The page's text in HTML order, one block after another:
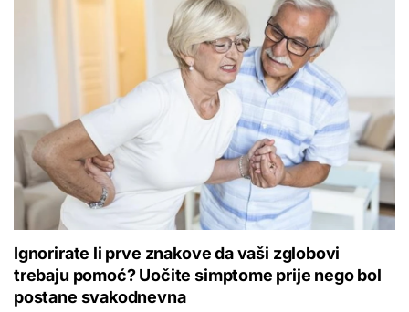
Ignorirate li prve znakove da vaši zglobovi
trebaju pomoć? Uočite simptome prije nego bol
postane svakodnevna